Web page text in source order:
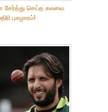
சேர்த்து செய்த கலவை
புகழாரம்!